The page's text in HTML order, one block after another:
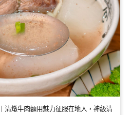
清燉牛肉麵用魅力征服在地人，神級清